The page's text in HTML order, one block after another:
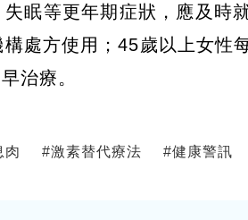
眠等更年期症狀，應及時
處方使用；45歲以上女性
治療。
肉 #激素替代療法 #健康警訊